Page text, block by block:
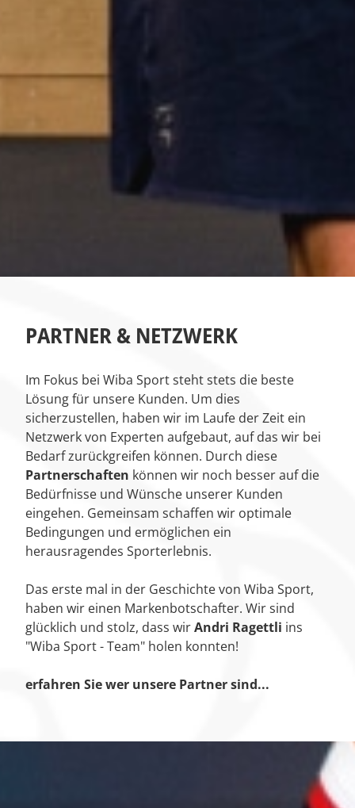
PARTNER & NETZWERK
Im Fokus bei Wiba Sport steht stets die beste
Lösung für unsere Kunden. Um dies
sicherzustellen, haben wir im Laufe der Zeit ein
Netzwerk von Experten aufgebaut, auf das wir bei
Bedarf zurückgreifen können. Durch diese
Partnerschaften können wir noch besser auf die
Bedürfnisse und Wünsche unserer Kunden
eingehen. Gemeinsam schaffen wir optimale
Bedingungen und ermöglichen ein
herausragendes Sporterlebnis.
Das erste mal in der Geschichte von Wiba Sport,
haben wir einen Markenbotschafter. Wir sind
glücklich und stolz, dass wirAndri Ragettli ins
"Wiba Sport - Team" holen konnten!
erfahren Sie wer unsere Partner sind...